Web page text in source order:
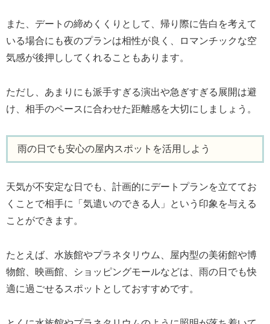
また、デートの締めくくりとして、帰り際に告白を考えて
いる場合にも夜のプランは相性が良く、ロマンチックな空
気感が後押ししてくれることもあります。
ただし、あまりにも派手すぎる演出や急ぎすぎる展開は避
け、相手のペースに合わせた距離感を大切にしましょう。
雨の日でも安心の屋内スポットを活用しよう
天気が不安定な日でも、計画的にデートプランを立ててお
くことで相手に「気遣いのできる人」という印象を与える
ことができます。
たとえば、水族館やプラネタリウム、屋内型の美術館や博
物館、映画館、ショッピングモールなどは、雨の日でも快
適に過ごせるスポットとしておすすめです。